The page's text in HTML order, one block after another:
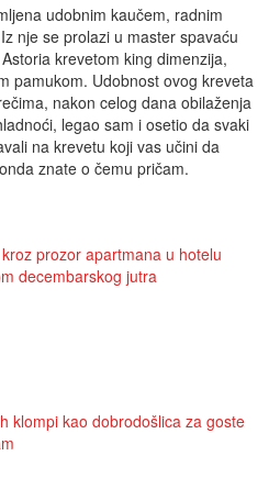
udobnim kaučem, radnim
nje se prolazi u master spavaću
krevetom king dimenzija,
pamukom. Udobnost ovog kreveta
nakon celog dana obilaženja
legao sam i osetio da svaki
na krevetu koji vas učini da
znate o čemu pričam.